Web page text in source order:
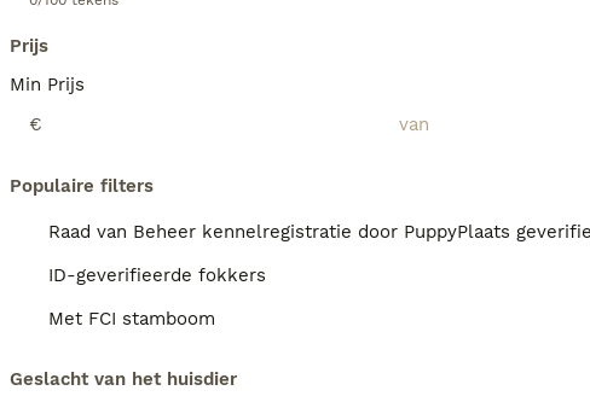
Prijs
Min Prijs
€
Populaire filters
Raad van Beheer kennelregistratie door PuppyPlaats
ID-geverifieerde fokkers
Met FCI stamboom
Geslacht van het huisdier